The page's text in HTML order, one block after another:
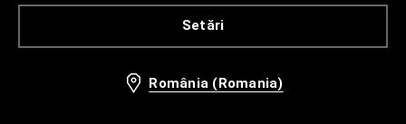
Setări
România (Romania)